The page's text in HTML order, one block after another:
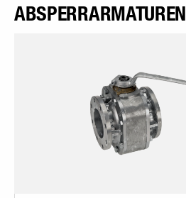
ABSPERRARMATUREN